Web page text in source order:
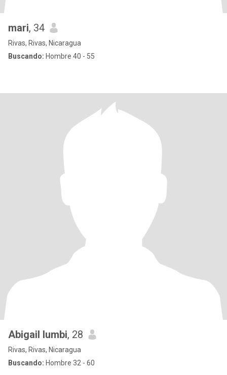
mari, 34
Rivas, Rivas, Nicaragua
Buscando: Hombre 40 - 55
Abigail lumbi, 28
Rivas, Rivas, Nicaragua
Buscando: Hombre 32 - 60